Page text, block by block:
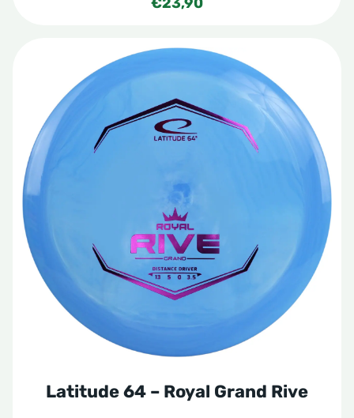
Latitude 64 – Royal Grand Rive